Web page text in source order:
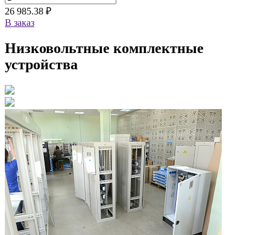
26 985.38 ₽
В заказ
Низковольтные комплектные
устройства